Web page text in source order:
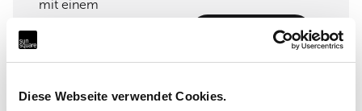
Diese Webseite verwendet Cookies.
Produkt ansehen